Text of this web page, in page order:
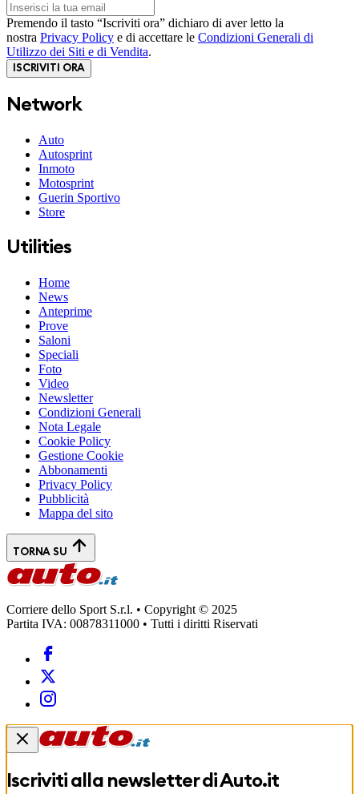
Premendo il tasto “Iscriviti ora” dichiaro di aver letto la
nostra Privacy Policy e di accettare le Condizioni Generali di
Utilizzo dei Siti e di Vendita.
ISCRIVITI ORA
Network
Auto
Autosprint
Inmoto
Motosprint
Guerin Sportivo
Store
Utilities
Home
News
Anteprime
Prove
Saloni
Speciali
Foto
Video
Newsletter
Condizioni Generali
Nota Legale
Cookie Policy
Gestione Cookie
Abbonamenti
Privacy Policy
Pubblicità
Mappa del sito
TORNA SU
Corriere dello Sport S.r.l. • Copyright © 2025
Partita IVA: 00878311000 • Tutti i diritti Riservati
Iscriviti alla newsletter diAuto.it